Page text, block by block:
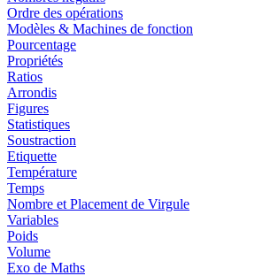
Ordre des opérations
Modèles & Machines de fonction
Pourcentage
Propriétés
Ratios
Arrondis
Figures
Statistiques
Soustraction
Etiquette
Température
Temps
Nombre et Placement de Virgule
Variables
Poids
Volume
Exo de Maths